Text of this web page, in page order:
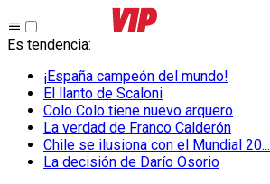
Es tendencia:
¡España campeón del mundo!
El llanto de Scaloni
Colo Colo tiene nuevo arquero
La verdad de Franco Calderón
Chile se ilusiona con el Mundial 20...
La decisión de Darío Osorio